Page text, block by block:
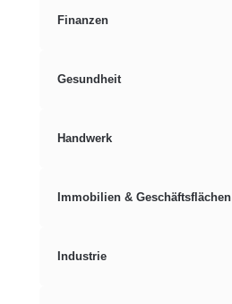
Finanzen
Gesundheit
Handwerk
Immobilien & Geschäftsflächen
Industrie